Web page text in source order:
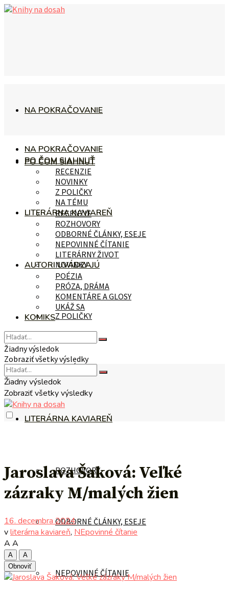
NA POKRAČOVANIE
PO ČOM SIAHNUŤ
RECENZIE
NOVINKY
Z POLIČKY
NA TÉMU
LITERÁRNA KAVIAREŇ
ROZHOVORY
ODBORNÉ ČLÁNKY, ESEJE
NEPOVINNÉ ČÍTANIE
NA POKRAČOVANIE
PO ČOM SIAHNUŤ
RECENZIE
NOVINKY
Z POLIČKY
NA TÉMU
LITERÁRNA KAVIAREŇ
ROZHOVORY
ODBORNÉ ČLÁNKY, ESEJE
NEPOVINNÉ ČÍTANIE
LITERÁRNY ŽIVOT
AUTORI UVÁDZAJÚ
POÉZIA
PRÓZA, DRÁMA
KOMENTÁRE A GLOSY
UKÁŽ SA
KOMIKS
Žiadny výsledok
Zobraziť všetky výsledky
Žiadny výsledok
Zobraziť všetky výsledky
Jaroslava Šaková: Veľké
zázraky M/malých žien
16. decembra 2024
vliterárna kaviareň, NEpovinné čítanie
A A
A
A
Obnoviť